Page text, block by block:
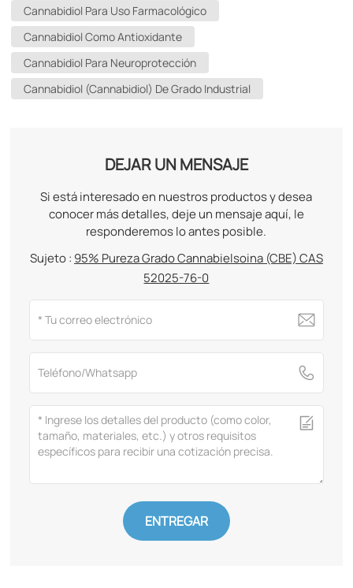
Cannabidiol Para Uso Farmacológico
Cannabidiol Como Antioxidante
Cannabidiol Para Neuroprotección
Cannabidiol (cannabidiol) De Grado Industrial
DEJAR UN MENSAJE
Si está interesado en nuestros productos y desea
conocer más detalles, deje un mensaje aquí, le
responderemos lo antes posible.
Sujeto : 95% Pureza Grado Cannabielsoina (CBE) CAS
52025-76-0
ENTREGAR